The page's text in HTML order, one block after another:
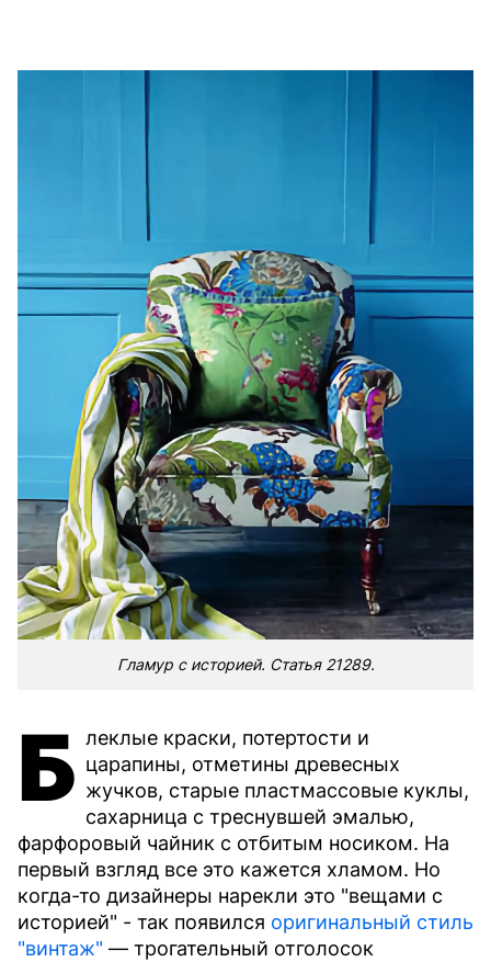
Гламур с историей. Статья 21289.
Б леклые краски, потертости и
царапины, отметины древесных
жучков, старые пластмассовые куклы,
сахарница с треснувшей эмалью,
фарфоровый чайник с отбитым носиком. На
первый взгляд все это кажется хламом. Но
когда-то дизайнеры нарекли это "вещами с
историей" - так появился оригинальный стиль
"винтаж" — трогательный отголосок